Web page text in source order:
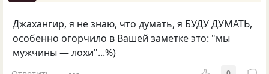
Джахангир, я не знаю, что думать, я БУДУ ДУМАТЬ,
особенно огорчило в Вашей заметке это: "мы
мужчины — лохи"...%)